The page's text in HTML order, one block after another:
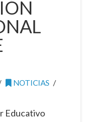
NOTICIAS
Educativo